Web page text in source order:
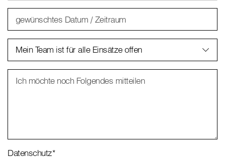
gewünschtes Datum / Zeitraum
Mein Team ist für alle Einsätze offen
Ich möchte noch Folgendes mitteilen
Datenschutz*